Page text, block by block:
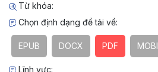
Từ khóa:
Chọn định dạng để tải về:
EPUB DOCX PDF MOBI
Lĩnh vực: